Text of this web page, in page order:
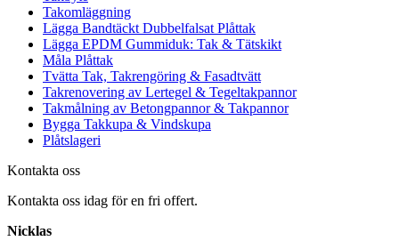
Takomläggning
Lägga Bandtäckt Dubbelfalsat Plåttak
Lägga EPDM Gummiduk: Tak & Tätskikt
Måla Plåttak
Tvätta Tak, Takrengöring & Fasadtvätt
Takrenovering av Lertegel & Tegeltakpannor
Takmålning av Betongpannor & Takpannor
Bygga Takkupa & Vindskupa
Plåtslageri
Kontakta oss
Kontakta oss idag för en fri offert.
Nicklas